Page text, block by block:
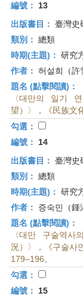
編號：
13
出版書目： 臺灣史
類別： 總類
時期(主題)： 研究
作者： 허설희（許
題名 (點擊閱讀)：
〈대만의 일기
望）〉，《民族文
勾選：
編號：
14
出版書目： 臺灣史
類別： 總類
時期(主題)： 研究
作者：
증숙민（鍾
題名 (點擊閱讀)：
〈대만 구술역사
況）〉，《구술사
179–196。
勾選：
編號：
15